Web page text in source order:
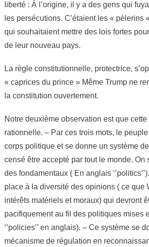
liberté : À l’origine, il y a des gens qui
les persécutions. C’étaient les « pèlerins
qui souhaitaient mettre des lois fortes
de leur nouveau pays.
La règle constitutionnelle, protectrice,
« caprices du prince » Même Trump ne
la constitution ouvertement.
Notre deuxième observation est que
rationnelle. – Par ces trois mots, le
corps politique et se donne un système
censé être accepté par tout le monde. On
des fondamentaux ( En anglais
place à la diversité des opinions ( ce que
intérêts matériels et moraux) qui devront
pacifiquement au fil des politiques mises
‘’policies’’ en anglais). – Ce système se
mécanisme de régulation en